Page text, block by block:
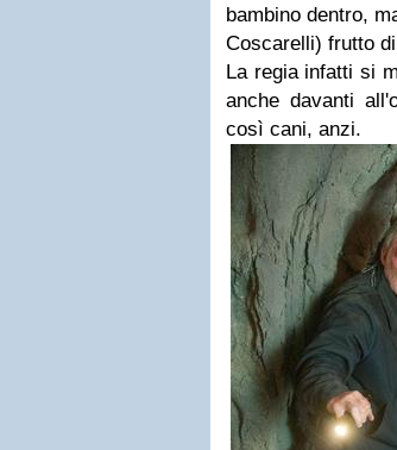
bambino dentro,
Coscarelli) frutto
La regia infatti si
anche davanti
così cani, anzi.